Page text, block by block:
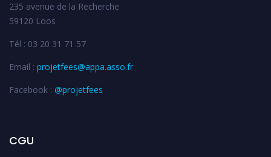
235 avenue de la Recherche
59120 Loos
Tél : 03 20 31 71 57
Email : projetfees@appa.asso.fr
Facebook : @projetfees
CGU